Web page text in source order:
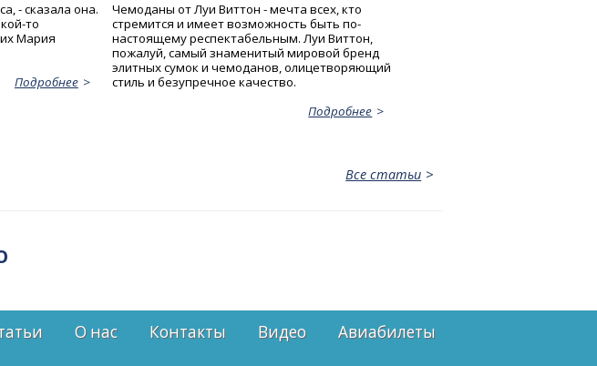
- сказала она.
то
Мария
Подробнее
Чемоданы от Луи Виттон - мечта всех, кто
стремится и имеет возможность быть по-
настоящему респектабельным. Луи Виттон,
пожалуй, самый знаменитый мировой бренд
элитных сумок и чемоданов, олицетворяющий
стиль и безупречное качество.
Подробнее
Все статьи
О нас Контакты Видео
Авиабилеты